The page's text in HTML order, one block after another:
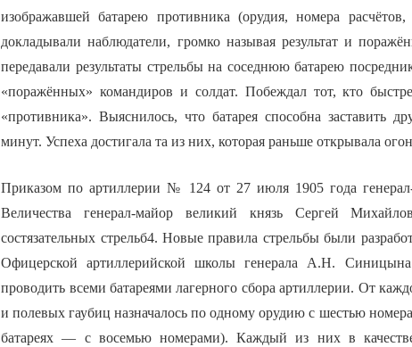
изображавшей батарею противника (орудия, номера
докладывали наблюдатели, громко называя результат и
передавали результаты стрельбы на соседнюю батарею
«поражённых» командиров и солдат. Побеждал тот, кто
«противника». Выяснилось, что батарея способна заставить
минут. Успеха достигала та из них, которая раньше открывала
Приказом по артиллерии № 124 от 27 июля 1905 года
Величества генерал-майор великий князь Сергей
состязательных стрельб4. Новые правила стрельбы были
Офицерской артиллерийской школы генерала А.Н. Синицына.
проводить всеми батареями лагерного сбора артиллерии. От
и полевых гаубиц назначалось по одному орудию с шестью
батареях — с восемью номерами). Каждый из них в